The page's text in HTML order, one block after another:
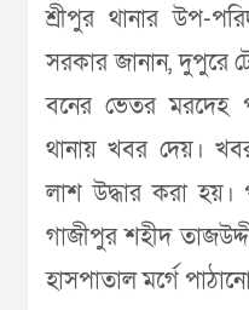
শ্রীপুর থানার উপ-
সরকার জানান, দুপুরে
বনের ভেতর মরদেহ
থানায় খবর দেয়।
লাশ উদ্ধার করা হয়।
গাজীপুর শহীদ
হাসপাতাল মর্গে